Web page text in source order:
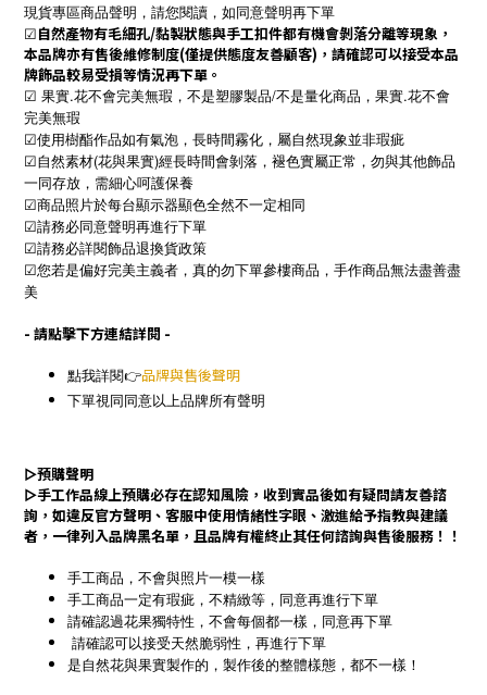
現貨專區商品聲明，請您閱讀，如同意聲明再下單
☑自然產物有毛細孔/黏製狀態與手工扣件都有機會剝落分離等現象，
本品牌亦有售後維修制度(僅提供態度友善顧客)，請確認可以接受本品
牌飾品較易受損等情況再下單。
☑ 果實.花不會完美無瑕，不是塑膠製品/不是量化商品，果實.花不會
完美無瑕
☑使用樹酯作品如有氣泡，長時間霧化，屬自然現象並非瑕疵
☑自然素材(花與果實)經長時間會剝落，褪色實屬正常，勿與其他飾品
一同存放，需細心呵護保養
☑商品照片於每台顯示器顯色全然不一定相同
☑請務必同意聲明再進行下單
☑請務必詳閱飾品退換貨政策
☑您若是偏好完美主義者，真的勿下單參樓商品，手作商品無法盡善盡
美
- 請點擊下方連結詳閱 -
點我詳閱👉品牌與售後聲明
下單視同同意以上品牌所有聲明
▻預購聲明
▻手工作品線上預購必存在認知風險，收到實品後如有疑問請友善諮
詢，如違反官方聲明、客服中使用情緒性字眼、激進給予指教與建議
者，一律列入品牌黑名單，且品牌有權終止其任何諮詢與售後服務！！
手工商品，不會與照片一模一樣
手工商品一定有瑕疵，不精緻等，同意再進行下單
請確認過花果獨特性，不會每個都一樣，同意再下單
請確認可以接受天然脆弱性，再進行下單
是自然花與果實製作的，製作後的整體樣態，都不一樣！